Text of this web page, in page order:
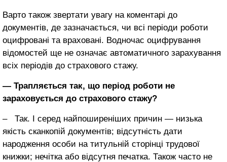
Варто також звертати увагу на коментарі до
документів, де зазначається, чи всі періоди роботи
оцифровані та враховані. Водночас оцифрування
відомостей ще не означає автоматичного зарахування
всіх періодів до страхового стажу.
— Трапляється так, що період роботи не
зараховується до страхового стажу?
– Так. І серед найпоширеніших причин — низька
якість сканкопій документів; відсутність дати
народження особи на титульній сторінці трудової
книжки; нечітка або відсутня печатка. Також часто не